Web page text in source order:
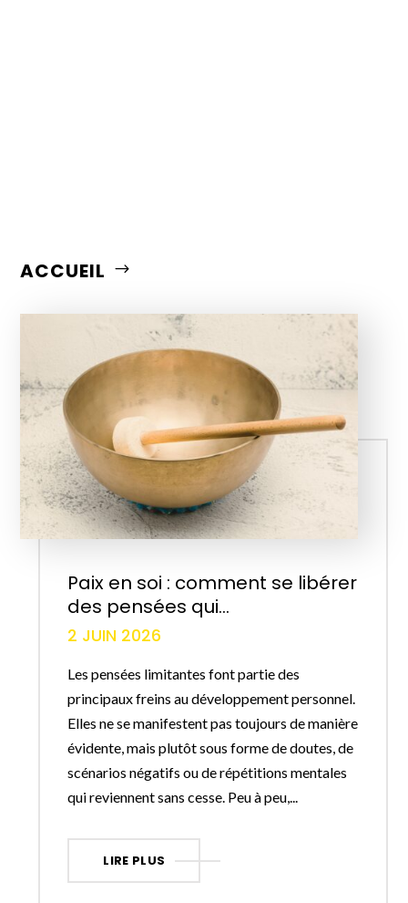
ACCUEIL
Paix en soi : comment se libérer
des pensées qui...
2 JUIN 2026
Les pensées limitantes font partie des
principaux freins au développement personnel.
Elles ne se manifestent pas toujours de manière
évidente, mais plutôt sous forme de doutes, de
scénarios négatifs ou de répétitions mentales
qui reviennent sans cesse. Peu à peu,...
LIRE PLUS